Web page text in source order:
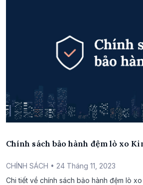
Chính sách bảo hành đệm lò xo
CHÍNH SÁCH • 24 Tháng 11, 2023
Chi tiết về chính sách bảo hành đệm lò xo